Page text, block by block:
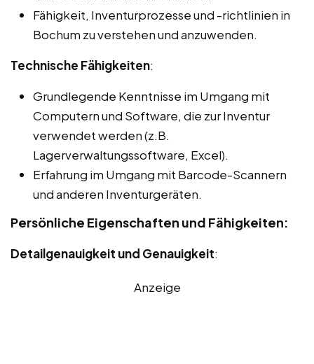
Fähigkeit, Inventurprozesse und -richtlinien in
Bochum zu verstehen und anzuwenden.
Technische Fähigkeiten:
Grundlegende Kenntnisse im Umgang mit
Computern und Software, die zur Inventur
verwendet werden (z.B.
Lagerverwaltungssoftware, Excel).
Erfahrung im Umgang mit Barcode-Scannern
und anderen Inventurgeräten.
Persönliche Eigenschaften und Fähigkeiten:
Detailgenauigkeit und Genauigkeit:
Anzeige